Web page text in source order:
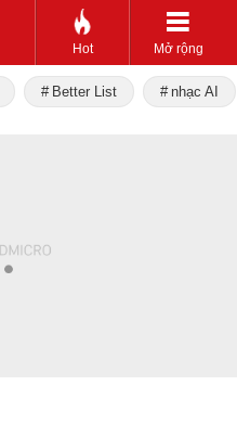
Hot Mở rộng
Better List nhạc AI